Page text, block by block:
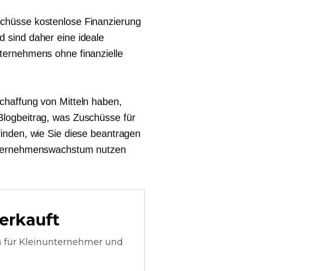
kostenlose Finanzierung
sind daher eine ideale
ohne finanzielle
von Mitteln haben,
was Zuschüsse für
wie Sie diese beantragen
nutzen
für Kleinunternehmer und